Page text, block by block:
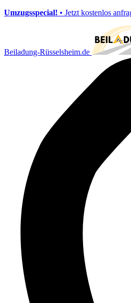
Umzugsspecial! • Jetzt kostenlos
Beiladung-Rüsselsheim.de